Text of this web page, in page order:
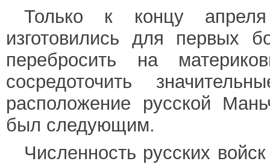
Только к концу
изготовились для первых
перебросить на
сосредоточить
расположение русской
был следующим.
Численность русских